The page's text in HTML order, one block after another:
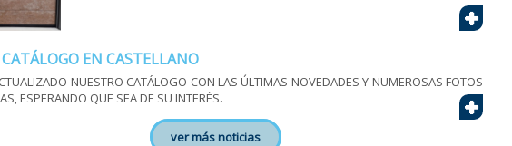
+
EN CASTELLANO
NUESTRO CATÁLOGO CON LAS ÚLTIMAS NOVEDADES Y NUMEROSAS FOTOS
ESPERANDO QUE SEA DE SU INTERÉS.
+
ver más noticias